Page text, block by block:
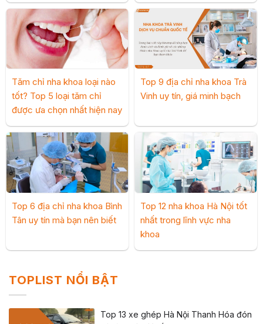
TOPLIST NỔI BẬT
Top 13 xe ghép Hà Nội Thanh Hóa đón
Tăm chỉ nha khoa loại nào
tốt? Top 5 loại tăm chỉ
được ưa chọn nhất hiện nay
Top 9 địa chỉ nha khoa Trà
Vinh uy tín, giá minh bạch
Top 6 địa chỉ nha khoa Bình
Tân uy tín mà bạn nên biết
Top 12 nha khoa Hà Nội tốt
nhất trong lĩnh vực nha
khoa